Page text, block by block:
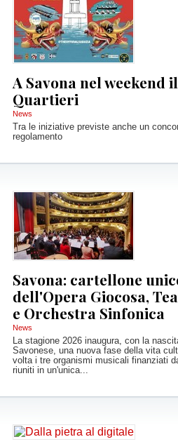
A Savona nel weekend
Quartieri
News
Tra le iniziative previste anche un
regolamento
Savona: cartellone
dell'Opera Giocosa,
e Orchestra Sinfonica
News
La stagione 2026 inaugura, con la
Savonese, una nuova fase della vita
volta i tre organismi musicali finanziati
riuniti in un'unica...